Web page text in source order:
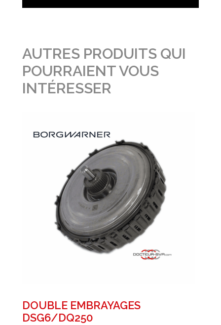
AUTRES PRODUITS QUI
POURRAIENT VOUS
INTÉRESSER
DOUBLE EMBRAYAGES
DSG6/DQ250